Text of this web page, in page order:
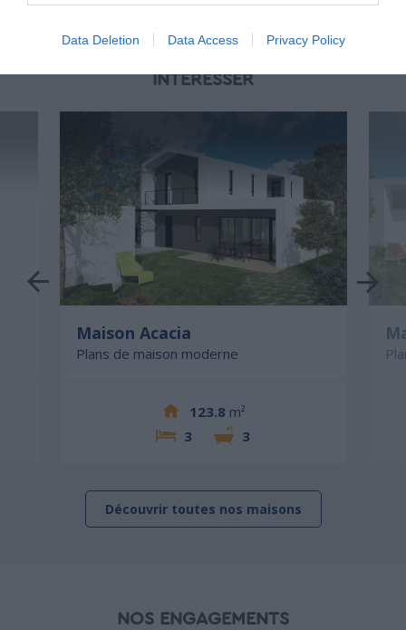
Data Deletion Data Access Privacy Policy
INTÉRESSER
Maison Acacia
Plans de maison moderne
123.8 m²
3
3
Découvrir toutes nos maisons
NOS ENGAGEMENTS